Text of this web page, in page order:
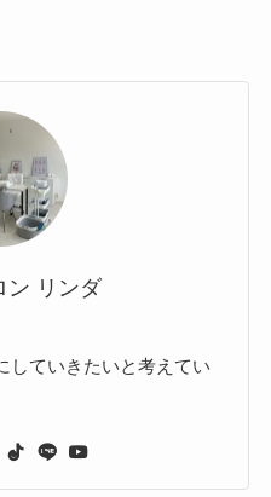
ン リンダ
していきたいと考えてい